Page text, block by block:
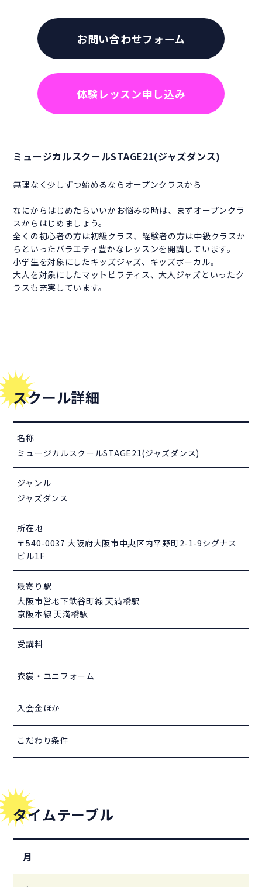
お問い合わせフォーム
体験レッスン申し込み
ミュージカルスクールSTAGE21(ジャズダンス)
無理なく少しずつ始めるならオープンクラスから
なにからはじめたらいいかお悩みの時は、まずオープンクラ
スからはじめましょう。
全くの初心者の方は初級クラス、経験者の方は中級クラスか
らといったバラエティ豊かなレッスンを開講しています。
小学生を対象にしたキッズジャズ、キッズボーカル。
大人を対象にしたマットピラティス、大人ジャズといったク
ラスも充実しています。
スクール詳細
名称
ミュージカルスクールSTAGE21(ジャズダンス)
ジャンル
ジャズダンス
所在地
〒540-0037 大阪府大阪市中央区内平野町2-1-9シグナス
ビル1F
最寄り駅
大阪市営地下鉄谷町線 天満橋駅
京阪本線 天満橋駅
受講料
衣裳・ユニフォーム
入会金ほか
こだわり条件
タイムテーブル
月